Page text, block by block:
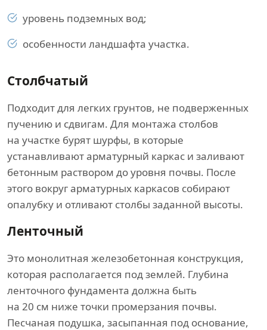
уровень подземных вод;
особенности ландшафта участка.
Столбчатый
Подходит для легких грунтов, не подверженных
пучению и сдвигам. Для монтажа столбов
на участке бурят шурфы, в которые
устанавливают арматурный каркас и заливают
бетонным раствором до уровня почвы. После
этого вокруг арматурных каркасов собирают
опалубку и отливают столбы заданной высоты.
Ленточный
Это монолитная железобетонная конструкция,
которая располагается под землей. Глубина
ленточного фундамента должна быть
на 20 см ниже точки промерзания почвы.
Песчаная подушка, засыпанная под основание,